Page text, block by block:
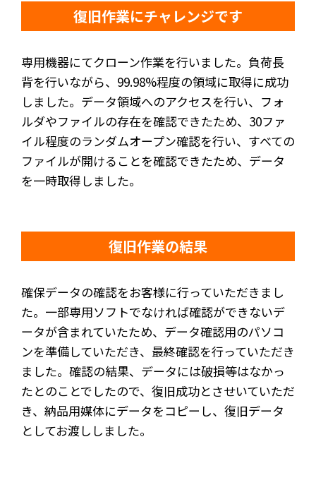
復旧作業にチャレンジです
専用機器にてクローン作業を行いました。負荷長
背を行いながら、99.98%程度の領域に取得に成功
しました。データ領域へのアクセスを行い、フォ
ルダやファイルの存在を確認できたため、30ファ
イル程度のランダムオープン確認を行い、すべての
ファイルが開けることを確認できたため、データ
を一時取得しました。
復旧作業の結果
確保データの確認をお客様に行っていただきまし
た。一部専用ソフトでなければ確認ができないデ
ータが含まれていたため、データ確認用のパソコ
ンを準備していただき、最終確認を行っていただき
ました。確認の結果、データには破損等はなかっ
たとのことでしたので、復旧成功とさせいていただ
き、納品用媒体にデータをコピーし、復旧データ
としてお渡ししました。